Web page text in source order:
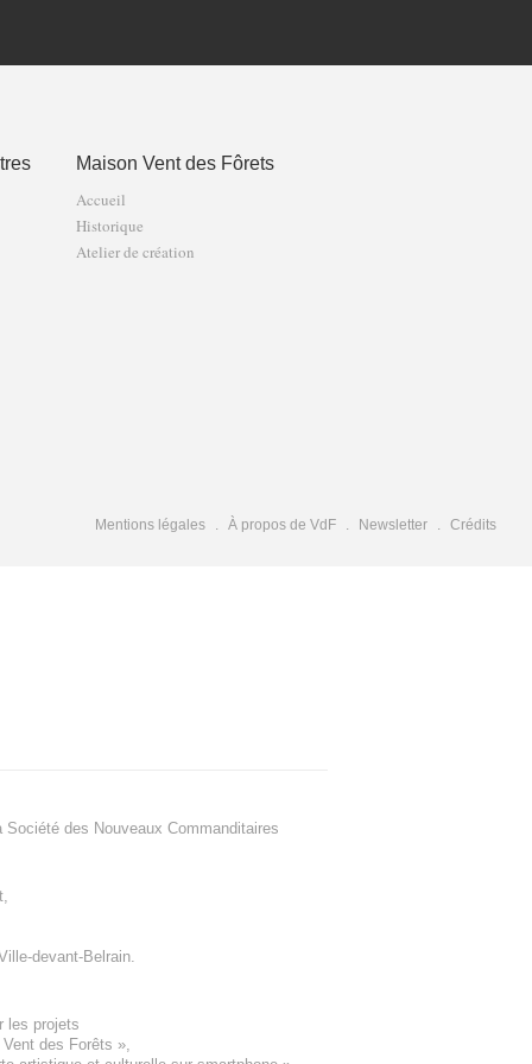
Maison Vent des Fôrets
Accueil
Historique
Atelier de création
Mentions légales À propos de VdF Newsletter Crédits
Société des Nouveaux Commanditaires
,
devant-Belrain.
les projets
des Forêts »,